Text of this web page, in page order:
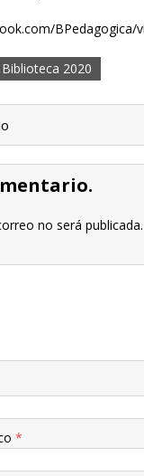
BPedagogica/
2020
no será publicada.
*